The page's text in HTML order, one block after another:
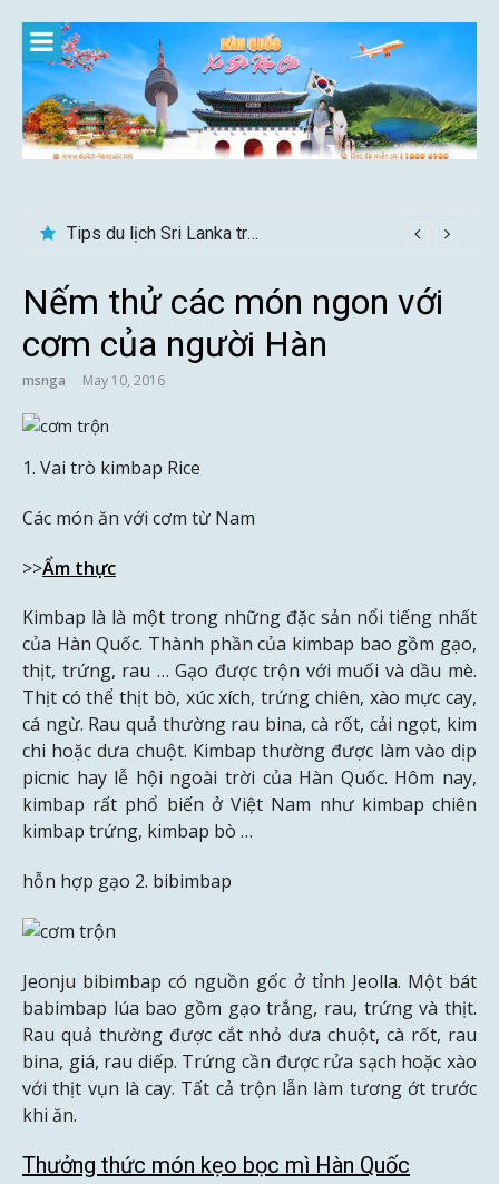
content
Tips du lịch Sri Lanka trọn vẹn cho người mới
Nếm thử các món ngon với
cơm của người Hàn
msnga May 10, 2016
1. Vai trò kimbap Rice
Các món ăn với cơm từ Nam
>>Ẩm thực
Kimbap là là một trong những đặc sản nổi tiếng nhất
của Hàn Quốc. Thành phần của kimbap bao gồm gạo,
thịt, trứng, rau … Gạo được trộn với muối và dầu mè.
Thịt có thể thịt bò, xúc xích, trứng chiên, xào mực cay,
cá ngừ. Rau quả thường rau bina, cà rốt, cải ngọt, kim
chi hoặc dưa chuột. Kimbap thường được làm vào dịp
picnic hay lễ hội ngoài trời của Hàn Quốc. Hôm nay,
kimbap rất phổ biến ở Việt Nam như kimbap chiên
kimbap trứng, kimbap bò …
hỗn hợp gạo 2. bibimbap
Jeonju bibimbap có nguồn gốc ở tỉnh Jeolla. Một bát
babimbap lúa bao gồm gạo trắng, rau, trứng và thịt.
Rau quả thường được cắt nhỏ dưa chuột, cà rốt, rau
bina, giá, rau diếp. Trứng cần được rửa sạch hoặc xào
với thịt vụn là cay. Tất cả trộn lẫn làm tương ớt trước
khi ăn.
Thưởng thức món kẹo bọc mì Hàn Quốc